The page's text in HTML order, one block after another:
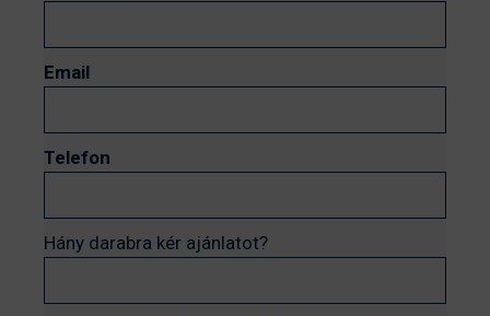
Email
Telefon
Hány darabra kér ajánlatot?